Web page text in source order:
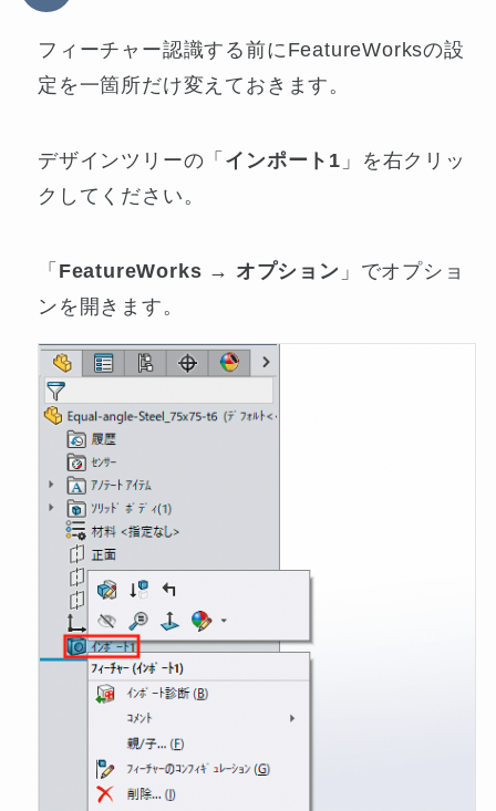
フィーチャー認識する前にFeatureWorksの設
定を一箇所だけ変えておきます。
デザインツリーの「 インポート1 」を右クリッ
クしてください。
「 FeatureWorks → オプション 」でオプショ
ンを開きます。